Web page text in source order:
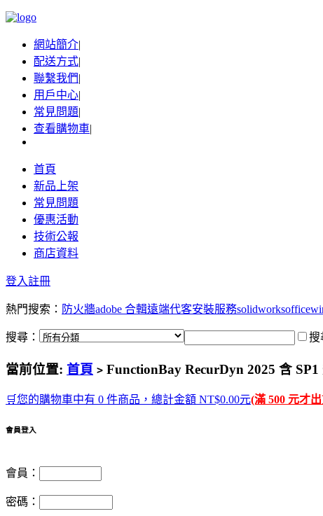
網站簡介|
配送方式|
聯繫我們|
用戶中心|
常見問題|
查看購物車|
首頁
新品上架
常見問題
優惠活動
技術公報
商店資料
登入註冊
熱門搜索： 防火牆adobe 合輯遠端代客安裝服務solidworksoffice
搜尋： 搜
當前位置: 首頁 > FunctionBay RecurDyn 2025 含
🛒您的購物車中有 0 件商品，總計金額 NT$0.00元(滿 500 元才
會員登入
會員：
密碼：